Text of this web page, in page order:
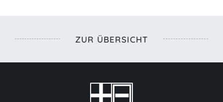
ZUR ÜBERSICHT